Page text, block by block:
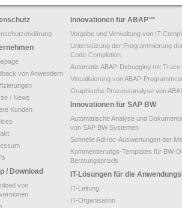
von Anwendern
/ News
Kunden
/ Download
von
Innovationen für ABAP™
Vorgabe und Verwaltung von IT-
Unterstüzung der Programmierung
Code-Completion
Automatic ABAP-Debugging mit
Visualisierung von ABAP-
Graphische Prozessanalyse von
Innovationen für SAP BW
Automatische Analyse und
von SAP BW Systemen
Schnelle AdHoc-Auswertungen der
Kommentierungs-Templates für BW-
Beratungspraxis
IT-Lösungen für die
IT-Leitung
IT-Organisation